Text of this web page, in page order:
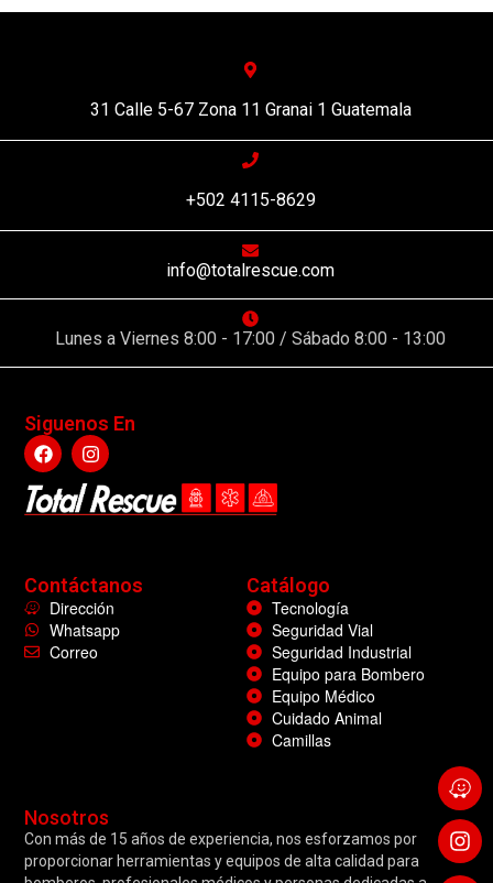
31 Calle 5-67 Zona 11 Granai 1 Guatemala
+502 4115-8629
info@totalrescue.com
Lunes a Viernes 8:00 - 17:00 / Sábado 8:00 - 13:00
Nosotros
Con más de 15 años de experiencia, nos esforzamos por
proporcionar herramientas y equipos de alta calidad para
Catálogo
Tecnología
Seguridad Vial
Seguridad Industrial
Equipo para Bombero
Equipo Médico
Cuidado Animal
Camillas
Contáctanos
Dirección
Whatsapp
Correo
Siguenos En